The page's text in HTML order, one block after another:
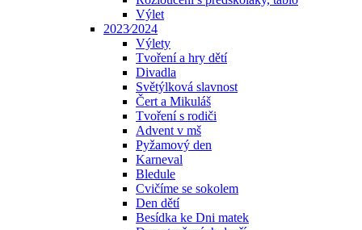
Výlet
2023⁄2024
Výlety
Tvoření a hry dětí
Divadla
Světýlková slavnost
Čert a Mikuláš
Tvoření s rodiči
Advent v mš
Pyžamový den
Karneval
Bledule
Cvičíme se sokolem
Den dětí
Besídka ke Dni matek